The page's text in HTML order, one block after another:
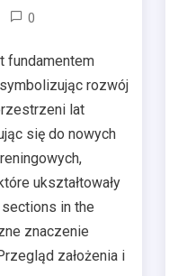
0
fundamentem
rozwój
lat
się do nowych
ukształtowały
in the
znaczenie
założenia i